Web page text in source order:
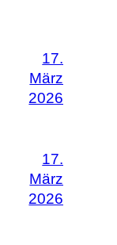
17.
März
2026
17.
März
2026